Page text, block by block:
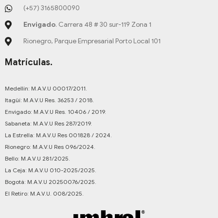
(+57) 3165800090
Envigado. Carrera 48 # 30 sur-119 Zona 1
Rionegro, Parque Empresarial Porto Local 101
Matrículas.
Medellín: M.A.V.U 00017/2011.
Itagüí: M.A.V.U Res. 36253 / 2018.
Envigado: M.A.V.U Res. 10406 / 2019.
Sabaneta: M.A.V.U Res 287/2019.
La Estrella: M.A.V.U Res 001828 / 2024.
Rionegro: M.A.V.U Res 096/2024.
Bello: M.A.V.U 281/2025.
La Ceja: M.A.V.U 010-2025/2025.
Bogotá: M.A.V.U 20250076/2025.
El Retiro: M.A.V.U. 008/2025.